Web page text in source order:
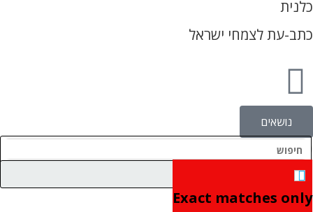
כלנית
כתב-עת לצמחי ישראל
נושאים
Exact matches only